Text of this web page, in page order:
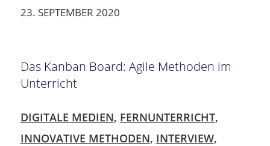
23. SEPTEMBER 2020
Das Kanban Board: Agile Methoden im
Unterricht
DIGITALE MEDIEN, FERNUNTERRICHT,
INNOVATIVE METHODEN, INTERVIEW,